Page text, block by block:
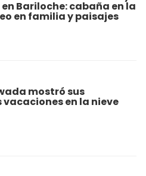
Bariloche: cabaña en la
en familia y paisajes
mostró sus
vacaciones en la nieve